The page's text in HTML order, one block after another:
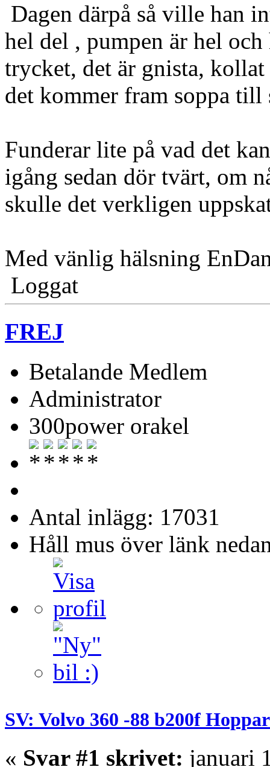
Dagen därpå så ville han
hel del , pumpen är hel
trycket, det är gnista,
det kommer fram soppa till
Funderar lite på vad det
igång sedan dör tvärt, om
skulle det verkligen
Med vänlig hälsning
Loggat
FREJ
Betalande Medlem
Administrator
300power orakel
Antal inlägg: 17031
Håll mus över länk
SV: Volvo 360 -88 b200f
« Svar #1 skrivet: januari